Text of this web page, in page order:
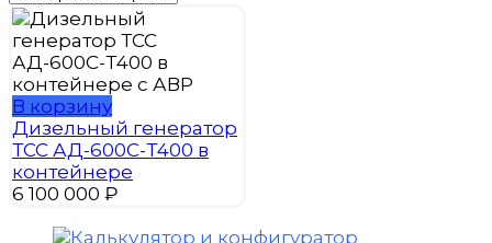
В корзину
Дизельный генератор
ТСС АД-600С-Т400 в
контейнере
6 100 000 ₽